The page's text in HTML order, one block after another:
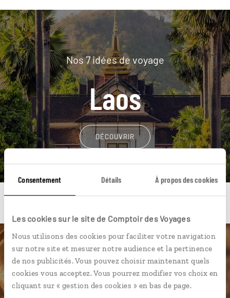
Consentement Détails À propos des cookies
Les cookies sur le site de Comptoir des Voyages
Nous utilisons des cookies pour faciliter votre navigation
sur notre site et mesurer notre audience et la pertinence
de nos publicités. Vous pouvez choisir maintenant quels
cookies vous acceptez. Vous pourrez modifier vos choix en
cliquant sur « gestion des cookies » en bas de page.
Nos 7 idées de voyage
Laos
DÉCOUVRIR
Une envie de voyage
particulière ?